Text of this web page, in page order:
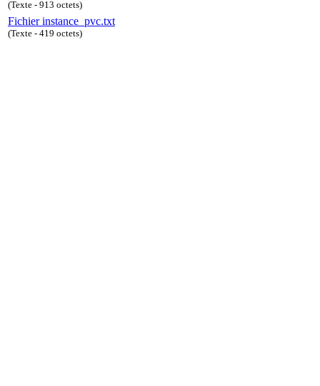
(Texte - 913 octets)
Fichier instance_pvc.txt
(Texte - 419 octets)